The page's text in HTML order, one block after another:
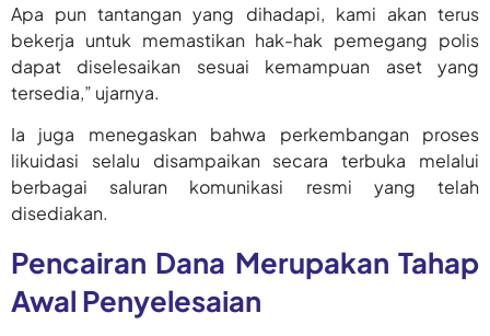
Apa pun tantangan yang dihadapi, kami akan terus
bekerja untuk memastikan hak-hak pemegang polis
dapat diselesaikan sesuai kemampuan aset yang
tersedia,” ujarnya.
Ia juga menegaskan bahwa perkembangan proses
likuidasi selalu disampaikan secara terbuka melalui
berbagai saluran komunikasi resmi yang telah
disediakan.
Pencairan Dana Merupakan Tahap
Awal Penyelesaian